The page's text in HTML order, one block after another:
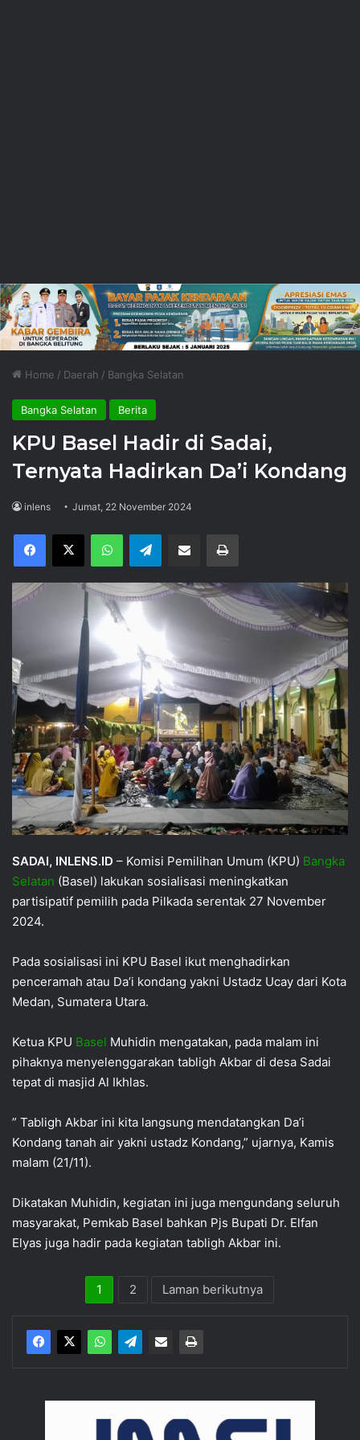
Home / Daerah / Bangka Selatan
Bangka Selatan Berita
KPU Basel Hadir di Sadai,
Ternyata Hadirkan Da’i Kondang
inlens Jumat, 22 November 2024
Facebook
X WhatsAppTelegram Share via Email Print
SADAI, INLENS.ID – Komisi Pemilihan Umum (KPU) Bangka
Selatan (Basel) lakukan sosialisasi meningkatkan
partisipatif pemilih pada Pilkada serentak 27 November
2024.
Pada sosialisasi ini KPU Basel ikut menghadirkan
penceramah atau Da’i kondang yakni Ustadz Ucay dari Kota
Medan, Sumatera Utara.
Ketua KPU Basel Muhidin mengatakan, pada malam ini
pihaknya menyelenggarakan tabligh Akbar di desa Sadai
tepat di masjid Al Ikhlas.
” Tabligh Akbar ini kita langsung mendatangkan Da’i
Kondang tanah air yakni ustadz Kondang,” ujarnya, Kamis
malam (21/11).
Dikatakan Muhidin, kegiatan ini juga mengundang seluruh
masyarakat, Pemkab Basel bahkan Pjs Bupati Dr. Elfan
Elyas juga hadir pada kegiatan tabligh Akbar ini.
1 2 Laman berikutnya